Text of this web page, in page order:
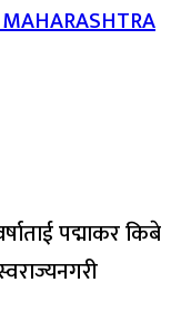
पद्माकर किबे